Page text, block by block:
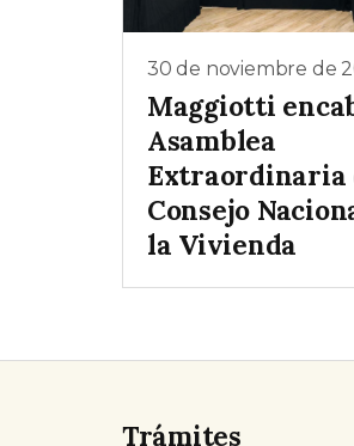
30 de noviembre de
Maggiotti
Asamblea
Extraordinaria
Consejo
la Vivienda
Trámites